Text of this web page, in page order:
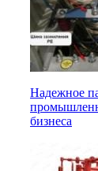
Надежное
бизнеса